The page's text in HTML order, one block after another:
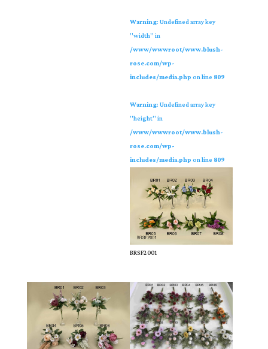
Warning: Undefined array key
"width" in
/www/wwwroot/www.blush-
rose.com/wp-
includes/media.phpon line 809
Warning: Undefined array key
"height" in
/www/wwwroot/www.blush-
rose.com/wp-
includes/media.phpon line 809
BRSF2001